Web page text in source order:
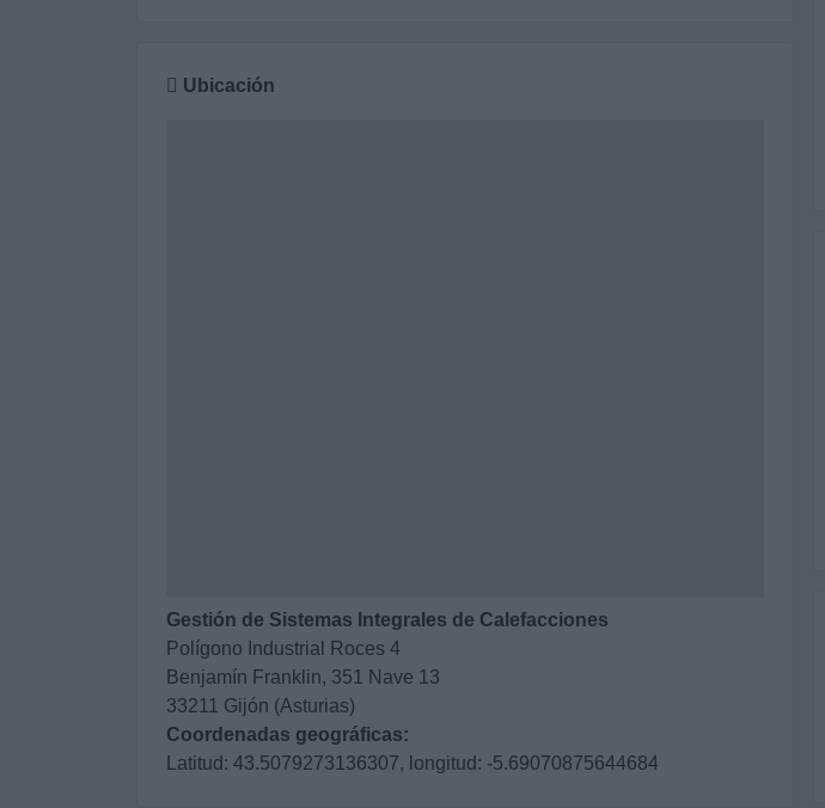
Ubicación
Gestión de Sistemas Integrales de Calefacciones
Polígono Industrial Roces 4
Benjamín Franklin, 351 Nave 13
33211 Gijón (Asturias)
Coordenadas geográficas:
Latitud: 43.5079273136307, longitud: -5.69070875644684